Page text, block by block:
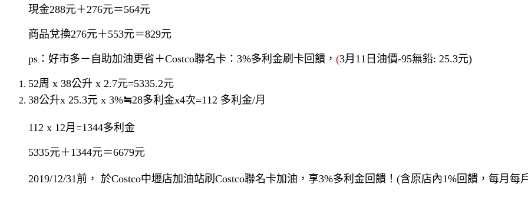
現金288元＋276元＝564元
商品兌換276元＋553元＝829元
ps：好市多－自助加油更省＋Costco聯名卡：3%多利金刷卡回饋， (3月11日油價-95無鉛: 25.3元)
52周 x 38公升 x 2.7元=5335.2元
38公升x 25.3元 x 3%≒28多利金x4次=112 多利金/月
112 x 12月=1344多利金
5335元＋1344元＝6679元
2019/12/31前， 於Costco中壢店加油站刷Costco聯名卡加油，享3%多利金回饋！(含原店內1%回饋，每月每